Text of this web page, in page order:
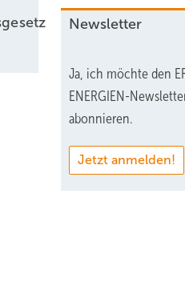
in
Newsletter
Ja, ich möchte den
ENERGIEN-
abonnieren.
Jetzt anmelden!